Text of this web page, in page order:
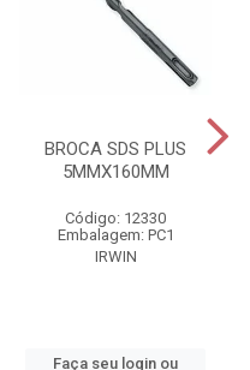
BROCA SDS PLUS
5MMX160MM
Código: 12330
Embalagem: PC1
IRWIN
Faça seu login ou